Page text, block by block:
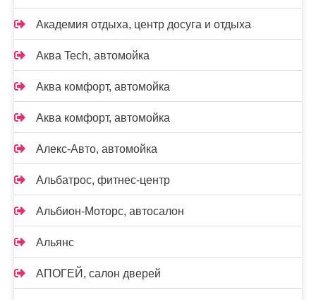
Академия отдыха, центр досуга и отдыха
Аква Tech, автомойка
Аква комфорт, автомойка
Аква комфорт, автомойка
Алекс-Авто, автомойка
Альбатрос, фитнес-центр
Альбион-Моторс, автосалон
Альянс
АПОГЕЙ, салон дверей